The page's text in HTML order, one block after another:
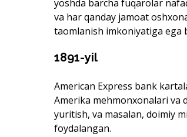
yoshda barcha fuqarolar
va har qanday jamoat
taomlanish imkoniyatiga ega
1891-yil
American Express bank
Amerika mehmonxonalari va
yuritish, va masalan, doimiy
foydalangan.